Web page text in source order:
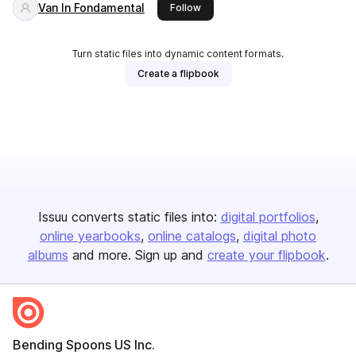
Van In Fondamental Followthis publisher
Turn static files into dynamic content formats.
Create a flipbook
Issuu converts static files into: digital portfolios
online yearbooks online catalogs digital photo
albums and more. Sign up and create your flipbook.
Bending Spoons US Inc.